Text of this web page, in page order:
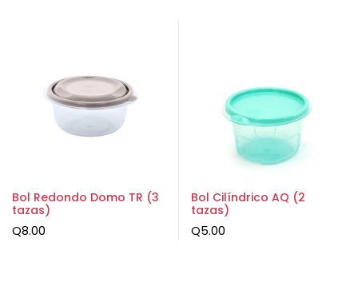
Bol Redondo Domo TR (3
tazas)
Q8.00
Bol Cilíndrico AQ (2
tazas)
Q5.00